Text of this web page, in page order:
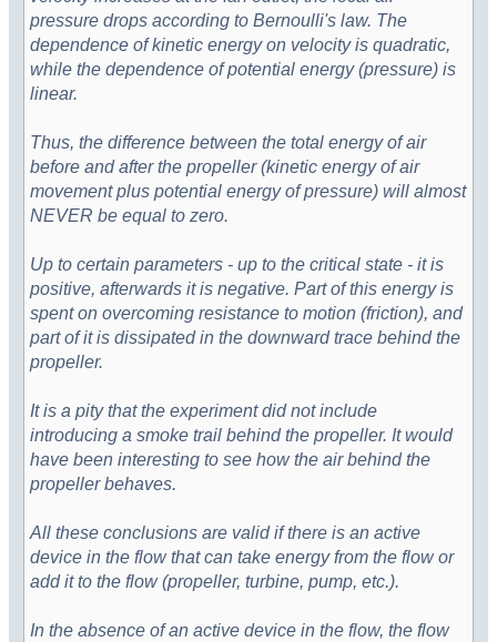
pressure drops according to Bernoulli's law. The
dependence of kinetic energy on velocity is quadratic,
while the dependence of potential energy (pressure) is
linear.
Thus, the difference between the total energy of air
before and after the propeller (kinetic energy of air
movement plus potential energy of pressure) will almost
NEVER be equal to zero.
Up to certain parameters - up to the critical state - it is
positive, afterwards it is negative. Part of this energy is
spent on overcoming resistance to motion (friction), and
part of it is dissipated in the downward trace behind the
propeller.
It is a pity that the experiment did not include
introducing a smoke trail behind the propeller. It would
have been interesting to see how the air behind the
propeller behaves.
All these conclusions are valid if there is an active
device in the flow that can take energy from the flow or
add it to the flow (propeller, turbine, pump, etc.).
In the absence of an active device in the flow, the flow